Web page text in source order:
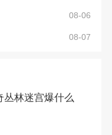
08-06
08-07
丛林迷宫爆什么